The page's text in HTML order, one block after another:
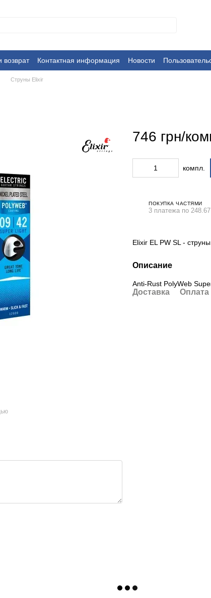
Контактная информация Новости
Струны Elixir
746 грн/
компл.
ПОКУПКА ЧАСТЯМИ
3 платежа по 248.67
Elixir EL PW SL - струны
Описание
Anti-Rust PolyWeb
Доставка Оплата